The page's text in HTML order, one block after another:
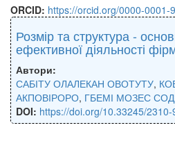
ORCID: https://orcid.org/0000-0001-
Розмір та структура -
ефективної діяльності
Автори:
САБІТУ ОЛАЛЕКАН ОВОТУТУ,
АКПОВІРОРО, ГБЕМІ МОЗЕС
DOI: https://doi.org/10.33245/